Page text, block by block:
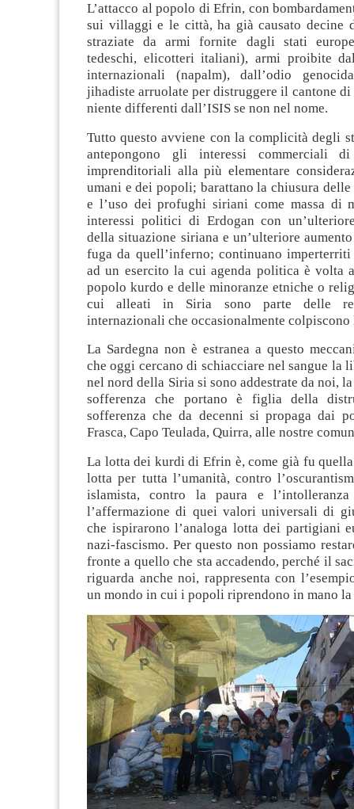
L’attacco al popolo di Efrin, con
sui villaggi e le città, ha già causato
straziate da armi fornite dagli stati
tedeschi, elicotteri italiani), armi proibite
internazionali (napalm), dall’odio
jihadiste arruolate per distruggere il cantone
niente differenti dall’ISIS se non nel nome.
Tutto questo avviene con la complicità degli
antepongono gli interessi commerciali
imprenditoriali alla più elementare
umani e dei popoli; barattano la chiusura
e l’uso dei profughi siriani come massa di
interessi politici di Erdogan con
della situazione siriana e un’ulteriore
fuga da quell’inferno; continuano
ad un esercito la cui agenda politica è volta
popolo kurdo e delle minoranze etniche o
cui alleati in Siria sono parte delle
internazionali che occasionalmente colpiscono
La Sardegna non è estranea a questo
che oggi cercano di schiacciare nel sangue la
nel nord della Siria si sono addestrate da noi,
sofferenza che portano è figlia della
sofferenza che da decenni si propaga dai
Frasca, Capo Teulada, Quirra, alle nostre
La lotta dei kurdi di Efrin è, come già fu
lotta per tutta l’umanità, contro
islamista, contro la paura e
l’affermazione di quei valori universali di
che ispirarono l’analoga lotta dei partigiani
nazi-fascismo. Per questo non possiamo
fronte a quello che sta accadendo, perché il
riguarda anche noi, rappresenta con
un mondo in cui i popoli riprendono in mano